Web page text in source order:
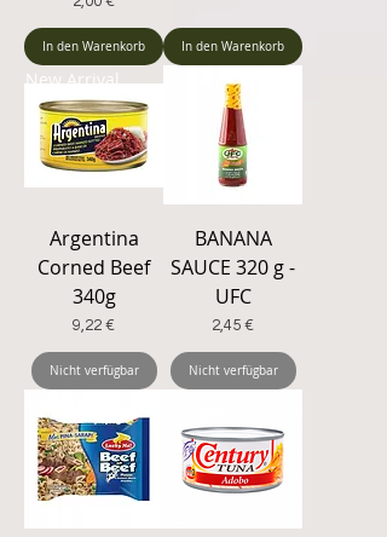
In den Warenkorb In den Warenkorb
New Arrival
Argentina
Corned Beef
340g
Preis
9,22 €
Nicht verfügbar
BANANA
SAUCE 320 g -
UFC
Preis
2,45 €
Nicht verfügbar